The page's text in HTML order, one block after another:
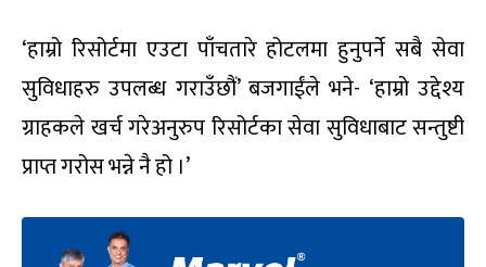
‘हाम्रो रिसोर्टमा एउटा पाँचतारे होटलमा हुनुपर्ने सबै सेवा
सुविधाहरु उपलब्ध गराउँछौं’ बजगाईंले भने- ‘हाम्रो उद्देश्य
ग्राहकले खर्च गरेअनुरुप रिसोर्टका सेवा सुविधाबाट सन्तुष्टी
प्राप्त गरोस भन्ने नै हो ।’